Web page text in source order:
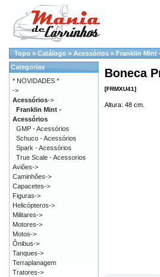
Topo » Catálogo » Acessórios » Franklin Mint
Boneca
[FRMXU41]
Altura: 48 cm.
Categorias
* NOVIDADES *
->
Acessórios->
Franklin Mint -
Acessórios
GMP - Acessórios
Schuco - Acessórios
Spark - Acessórios
True Scale - Acessorios
Aviões->
Caminhões->
Capacetes->
Figuras->
Helicópteros->
Militares->
Motores->
Motos->
Ônibus->
Tanques->
Terraplanagem
Tratores->